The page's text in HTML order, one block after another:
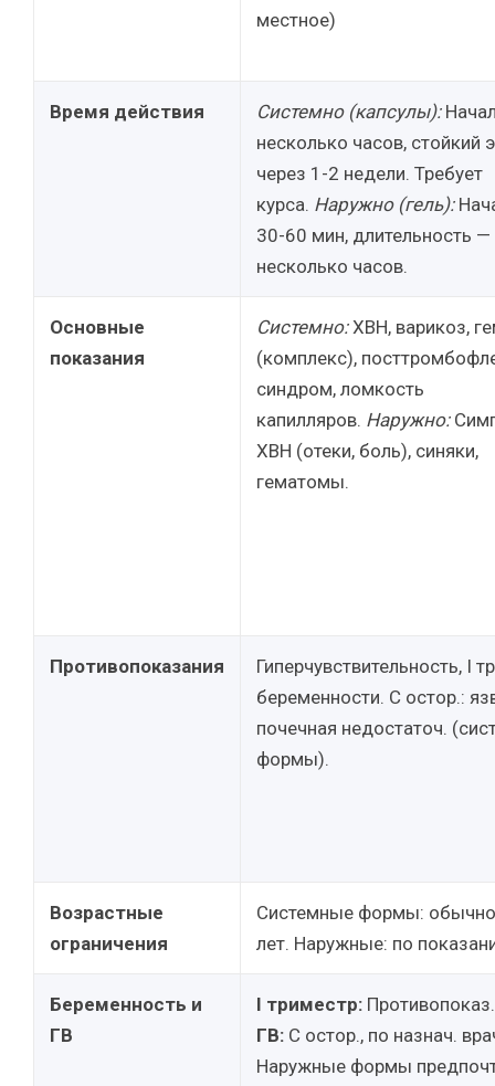
местное)
Время действия Системно (капсулы):
несколько часов, стойкий
через 1-2 недели. Требует
курса. Наружно (гель):
30-60 мин, длительность —
несколько часов.
Основные
показания
Системно:ХВН, варикоз,
(комплекс),
синдром, ломкость
капилляров. Наружно:
ХВН (отеки, боль), синяки,
гематомы.
Противопоказания
Гиперчувствительность, I
беременности. С остор.:
почечная недостаточ.
формы).
Возрастные
ограничения
Системные формы:
лет. Наружные: по
Беременность и
ГВ
I триместр:
ГВ: С остор., по назнач.
Наружные формы